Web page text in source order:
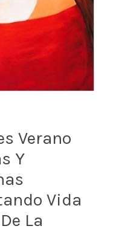
Verano
Y
Vida
La